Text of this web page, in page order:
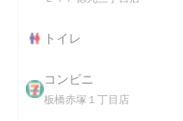
トイレ
コンビニ
板橋赤塚１丁目店